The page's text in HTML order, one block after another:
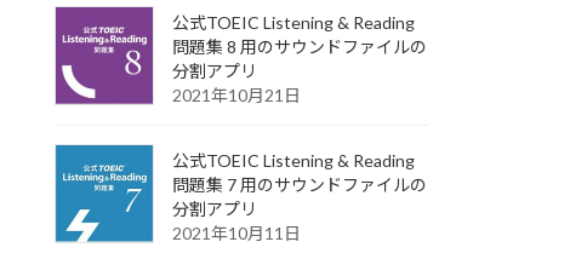
公式TOEIC Listening & Reading
問題集 8 用のサウンドファイルの
分割アプリ
2021年10月21日
公式TOEIC Listening & Reading
問題集 7 用のサウンドファイルの
分割アプリ
2021年10月11日